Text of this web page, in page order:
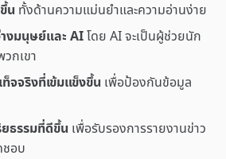
น ทั้งด้านความแม่นยำและความอ่านง่าย
งมนุษย์และ AIโดย AI จะเป็นผู้ช่วยนัก
กเขา
จจริงที่เข้มแข็งขึ้น เพื่อป้องกันข้อมูล
ธรรมที่ดีขึ้น เพื่อรับรองการรายงานข่าว
อบ